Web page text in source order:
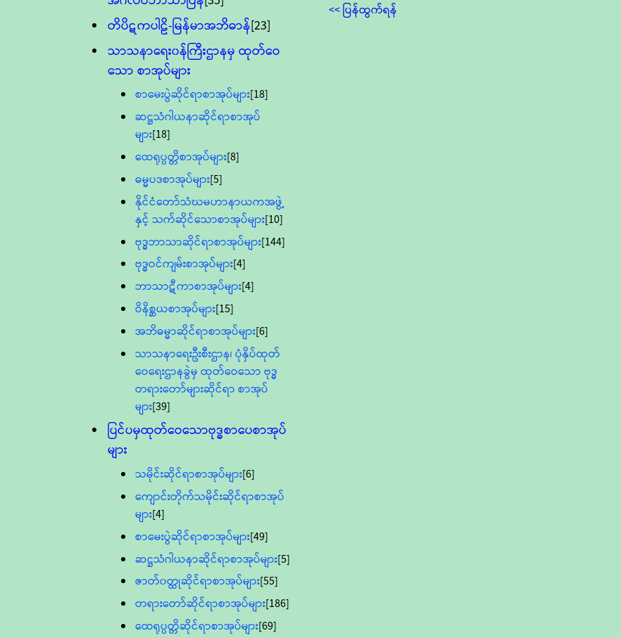
တိပိဋကပါဠိ-မြန်မာအဘိဓာန်[23]
သာသနာရေး၀န်ကြီးဌာနမှ ထုတ်ဝေ
သော စာအုပ်များ
စာမေးပွဲဆိုင်ရာစာအုပ်များ[18]
ဆဋ္ဌသံဂါယနာဆိုင်ရာစာအုပ်
များ[18]
ထေရုပ္ပတ္တိစာအုပ်များ[8]
ဓမ္မပဒစာအုပ်များ[5]
နိုင်ငံတော်သံဃမဟာနာယကအဖွဲ့
နှင့် သက်ဆိုင်သောစာအုပ်များ[10]
ဗုဒ္ဓဘာသာဆိုင်ရာစာအုပ်များ[144]
ဗုဒ္ဓဝင်ကျမ်းစာအုပ်များ[4]
ဘာသာဋီကာစာအုပ်များ[4]
ဝိနိစ္ဆယစာအုပ်များ[15]
အဘိဓမ္မာဆိုင်ရာစာအုပ်များ[6]
သာသနာရေးဦးစီးဌာန၊ ပုံနှိပ်ထုတ်
ဝေရေးဌာနခွဲမှ ထုတ်ဝေသော ဗုဒ္ဓ
တရားတော်များဆိုင်ရာ စာအုပ်
များ[39]
ပြင်ပမှထုတ်ဝေသောဗုဒ္ဓစာပေစာအုပ်
များ
သမိုင်းဆိုင်ရာစာအုပ်များ[6]
ကျောင်းတိုက်သမိုင်းဆိုင်ရာစာအုပ်
များ[4]
စာမေးပွဲဆိုင်ရာစာအုပ်များ[49]
ဆဋ္ဌသံဂါယနာဆိုင်ရာစာအုပ်များ[5]
ဇာတ်၀တ္ထုဆိုင်ရာစာအုပ်များ[55]
တရားတော်ဆိုင်ရာစာအုပ်များ[186]
ထေရုပ္ပတ္တိဆိုင်ရာစာအုပ်များ[69]
<< ပြန်ထွက်ရန်